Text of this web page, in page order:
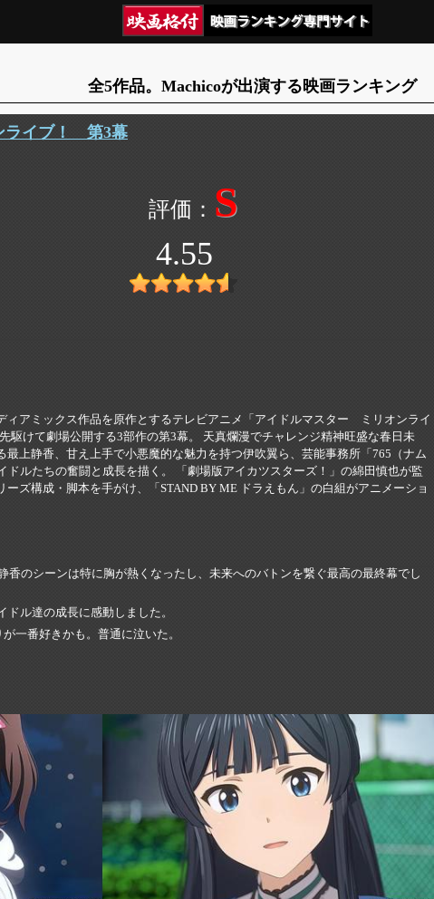
全5作品。Machicoが出演する映画ランキング
ライブ！ 第3幕
S
4.55
ィアミックス作品を原作とするテレビアニメ「アイドルマスター ミリオンライ
駆けて劇場公開する3部作の第3幕。 天真爛漫でチャレンジ精神旺盛な春日未
上静香、甘え上手で小悪魔的な魅力を持つ伊吹翼ら、芸能事務所「765（ナム
ドルたちの奮闘と成長を描く。 「劇場版アイカツスターズ！」の綿田慎也が監
ズ構成・脚本を手がけ、「STAND BY ME ドラえもん」の白組がアニメーショ
香のシーンは特に胸が熱くなったし、未来へのバトンを繋ぐ最高の最終幕でし
ル達の成長に感動しました。
一番好きかも。普通に泣いた。